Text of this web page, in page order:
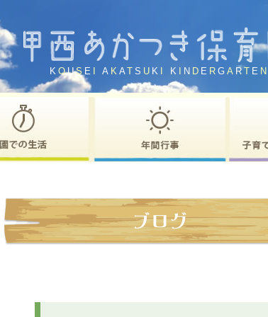
K OUS E A K AT S U K K N D E R G A RT E N